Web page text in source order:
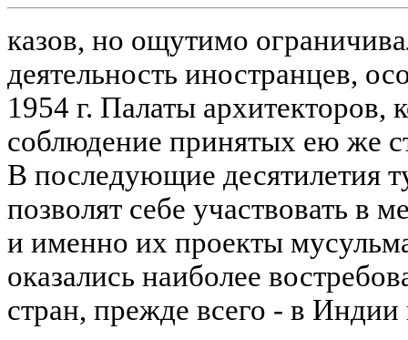
казов, но ощутимо
деятельность иностранцев,
1954 г. Палаты архитекторов,
соблюдение принятых ею же
В последующие десятилетия
позволят себе участвовать в
и именно их проекты
оказались наиболее
стран, прежде всего - в